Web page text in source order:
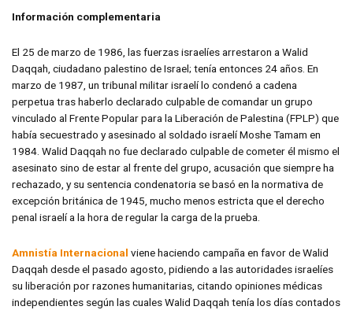
Información complementaria
El 25 de marzo de 1986, las fuerzas israelíes arrestaron a Walid
Daqqah, ciudadano palestino de Israel; tenía entonces 24 años. En
marzo de 1987, un tribunal militar israelí lo condenó a cadena
perpetua tras haberlo declarado culpable de comandar un grupo
vinculado al Frente Popular para la Liberación de Palestina (FPLP) que
había secuestrado y asesinado al soldado israelí Moshe Tamam en
1984. Walid Daqqah no fue declarado culpable de cometer él mismo el
asesinato sino de estar al frente del grupo, acusación que siempre ha
rechazado, y su sentencia condenatoria se basó en la normativa de
excepción británica de 1945, mucho menos estricta que el derecho
penal israelí a la hora de regular la carga de la prueba.
Amnistía Internacional viene haciendo campaña en favor de Walid
Daqqah desde el pasado agosto, pidiendo a las autoridades israelíes
su liberación por razones humanitarias, citando opiniones médicas
independientes según las cuales Walid Daqqah tenía los días contados